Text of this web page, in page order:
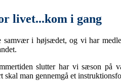
livet...kom i gang
samvær i højsædet, og vi har
slutter har vi sæson på
skal man gennemgå et